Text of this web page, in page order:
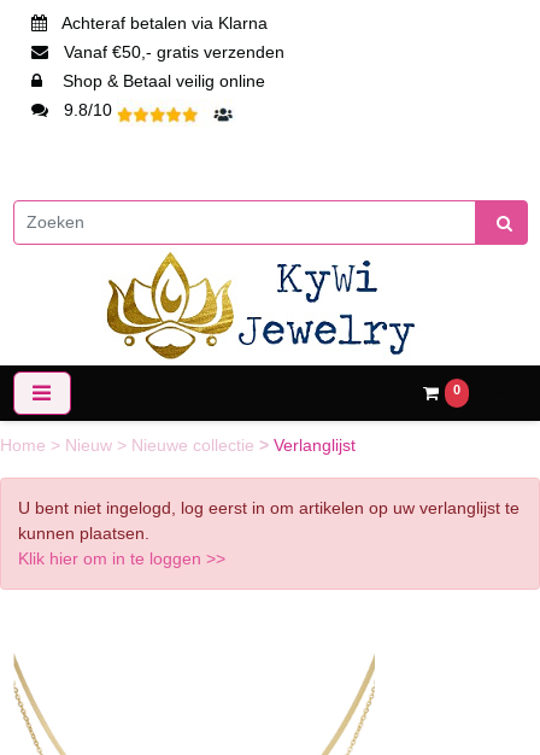
Achteraf betalen via Klarna
Vanaf €50,- gratis verzenden
Shop & Betaal veilig online
9.8/10
0
Home > Nieuw > Nieuwe collectie > Verlanglijst
U bent niet ingelogd, log eerst in om artikelen op uw verlanglijst te
kunnen plaatsen.
Klik hier om in te loggen >>